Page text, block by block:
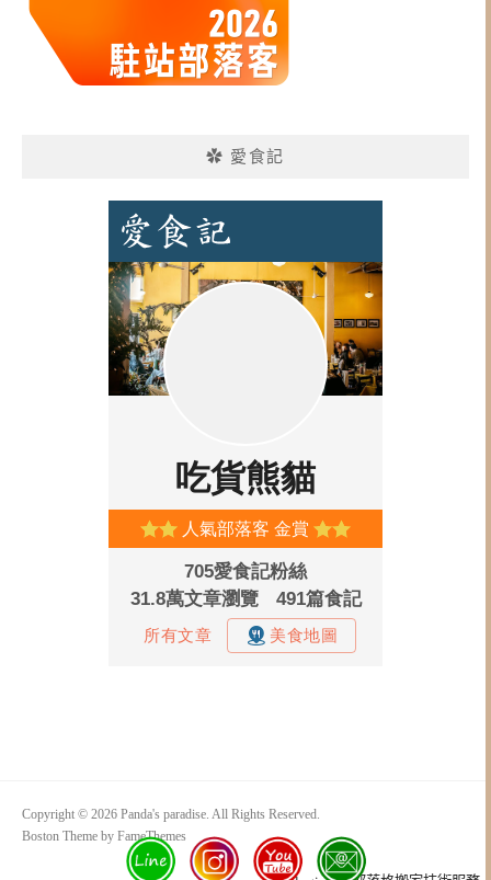
✿ 愛食記
Copyright © 2026 Panda's paradise. All Rights Reserved.
Boston Theme by FameThemes